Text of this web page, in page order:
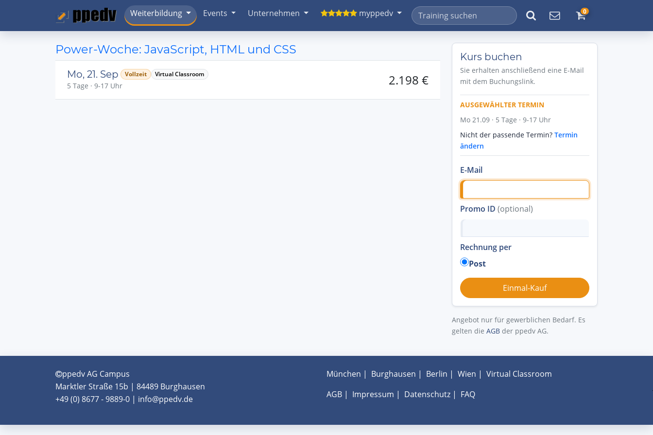
Weiterbildung Events Unternehmen myppedv 0
Power-Woche: JavaScript, HTML und CSS
Mo, 21. Sep Vollzeit Virtual Classroom
5 Tage · 9-17 Uhr 2.198 €
Kurs buchen
Sie erhalten anschließend eine E-Mail
mit dem Buchungslink.
AUSGEWÄHLTER TERMIN
Mo 21.09 · 5 Tage · 9-17 Uhr
Nicht der passende Termin? Termin
ändern
E-Mail
Promo ID (optional)
Rechnung per
Post
Angebot nur für gewerblichen Bedarf. Es
gelten die AGB der ppedv AG.
ppedv AG Campus
Marktler Straße 15b | 84489 Burghausen
+49 (0) 8677 - 9889-0 | info@ppedv.de
München | Burghausen | Berlin | Wien | Virtual Classroom
AGB| Impressum | Datenschutz| FAQ